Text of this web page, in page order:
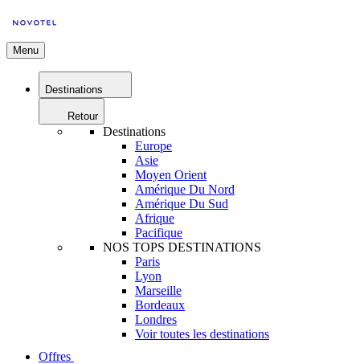
Menu
Destinations
Retour
Destinations
Europe
Asie
Moyen Orient
Amérique Du Nord
Amérique Du Sud
Afrique
Pacifique
NOS TOPS DESTINATIONS
Paris
Lyon
Marseille
Bordeaux
Londres
Voir toutes les destinations
Offres